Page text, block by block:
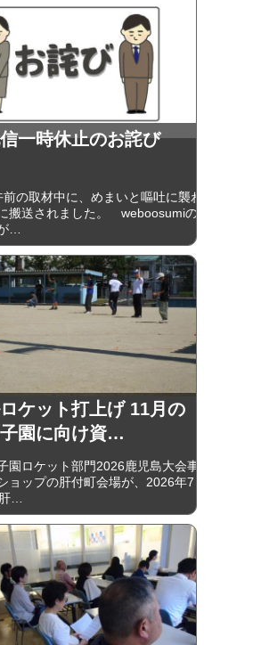
一時休止のお詫び
前の取材中に、めまいと嘔吐に襲わ
搬送されました。 weboosumiの
…
ケット打上げ 11月の
園に向け資…
園ロケット部門2026鹿児島大会事
ョップの肝付町会場が、2026年7
…